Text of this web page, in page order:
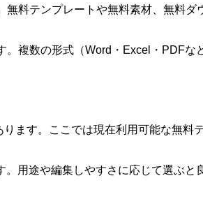
料テンプレートや無料素材、無料ダ
複数の形式（Word・Excel・PDFな
ます。ここでは現在利用可能な無料
用途や編集しやすさに応じて選ぶと